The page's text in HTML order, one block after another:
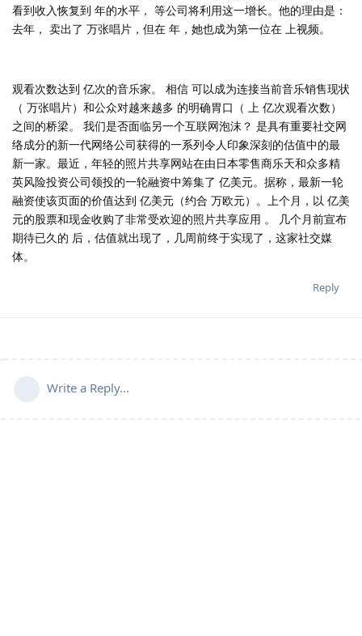
看到收入恢复到 年的水平， 等公司将利用这一增长。他的理由是：
去年， 卖出了 万张唱片，但在 年，她也成为第一位在 上视频。
观看次数达到 亿次的音乐家。 相信 可以成为连接当前音乐销售现状
（ 万张唱片）和公众对越来越多 的明确胃口（ 上 亿次观看次数）
之间的桥梁。 我们是否面临另一个互联网泡沫？ 是具有重要社交网
络成分的新一代网络公司获得的一系列令人印象深刻的估值中的最
新一家。最近，年轻的照片共享网站在由日本零售商乐天和众多精
英风险投资公司领投的一轮融资中筹集了 亿美元。据称，最新一轮
融资使该页面的价值达到 亿美元（约合 万欧元）。上个月，以 亿美
元的股票和现金收购了非常受欢迎的照片共享应用 。 几个月前宣布
期待已久的 后，估值就出现了，几周前终于实现了，这家社交媒
体。
Reply
Write a Reply...